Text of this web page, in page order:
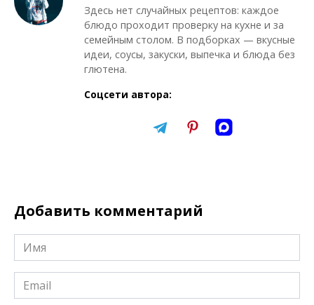
Здесь нет случайных рецептов: каждое
блюдо проходит проверку на кухне и за
семейным столом. В подборках — вкусные
идеи, соусы, закуски, выпечка и блюда без
глютена.
Соцсети автора:
Добавить комментарий
Имя
*
Email
*